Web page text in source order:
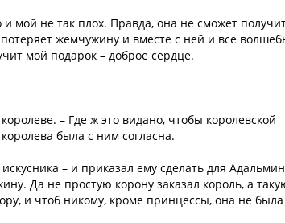
мой не так плох. Правда, она не сможет
жемчужину и вместе с ней и все
мой подарок – доброе сердце.
– Где ж это видано, чтобы королевской
была с ним согласна.
– и приказал ему сделать для
Да не простую корону заказал король, а
и чтоб никому, кроме принцессы, она не была